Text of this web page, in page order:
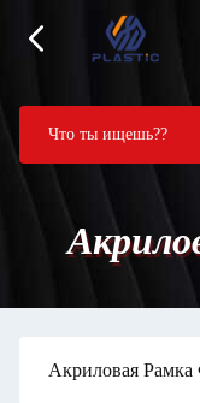
Акриловая Рамка